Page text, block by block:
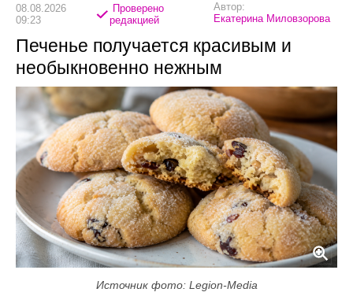
08.08.2026
09:23
Проверено
редакцией
Автор:
Екатерина Миловзорова
Печенье получается красивым и
необыкновенно нежным
Источник фото: Legion-Media